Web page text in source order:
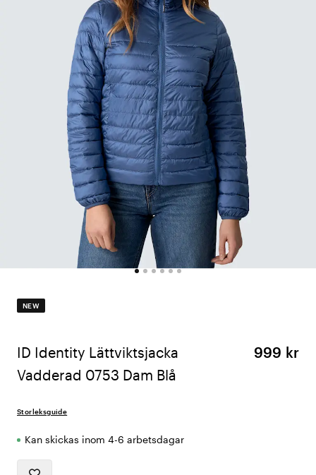
NEW
ID Identity Lättviktsjacka
Vadderad 0753 Dam Blå
999 kr
Storleksguide
Kan skickas inom 4-6 arbetsdagar